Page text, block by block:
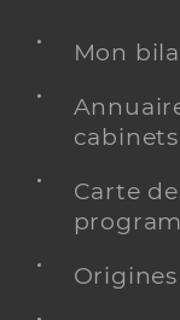
Mon
cabinets
Carte